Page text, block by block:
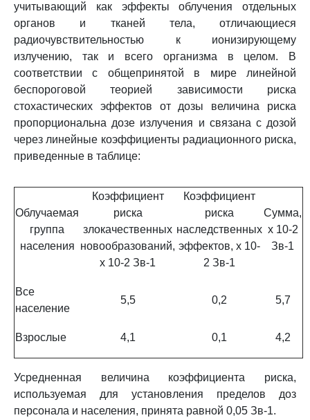
учитывающий как эффекты облучения отдельных
органов и тканей тела, отличающиеся
радиочувствительностью к ионизирующему
излучению, так и всего организма в целом. В
соответствии с общепринятой в мире линейной
беспороговой теорией зависимости риска
стохастических эффектов от дозы величина риска
пропорциональна дозе излучения и связана с дозой
через линейные коэффициенты радиационного риска,
приведенные в таблице:
Облучаемая
группа
населения
Коэффициент
риска
злокачественных
новообразований,
x 10-2 Зв-1
Коэффициент
риска
наследственных
эффектов, x 10-
2 Зв-1
Сумма,
x 10-2
Зв-1
Все
население
5,5 0,2 5,7
Взрослые 4,1 0,1 4,2
Усредненная величина коэффициента риска,
используемая для установления пределов доз
персонала и населения, принята равной 0,05 Зв-1.